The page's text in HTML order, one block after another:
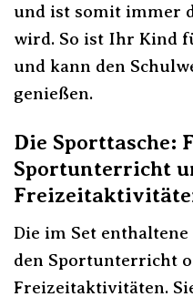
und ist somit immer
wird. So ist Ihr Kind
und kann den
genießen.
Die Sporttasche:
Sportunterricht
Die im Set
den Sportunterricht
Freizeitaktivitäten.